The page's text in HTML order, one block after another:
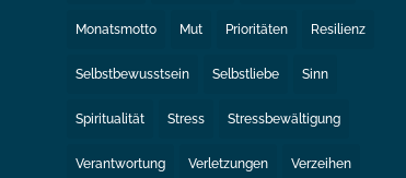
Monatsmotto Mut Prioritäten Resilienz
Selbstbewusstsein Selbstliebe Sinn
Spiritualität Stress Stressbewältigung
Verantwortung Verletzungen Verzeihen